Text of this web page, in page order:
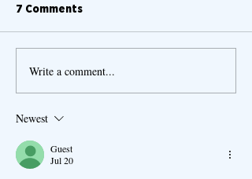
Top 3 Defense Stocks
for May 2026:
Isn't Going Anywhere
7 Comments
Write a comment...
Newest
Guest
Jul 20